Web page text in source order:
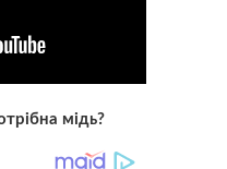
мідь?